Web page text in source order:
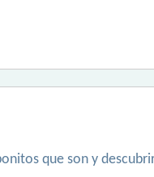
que son y